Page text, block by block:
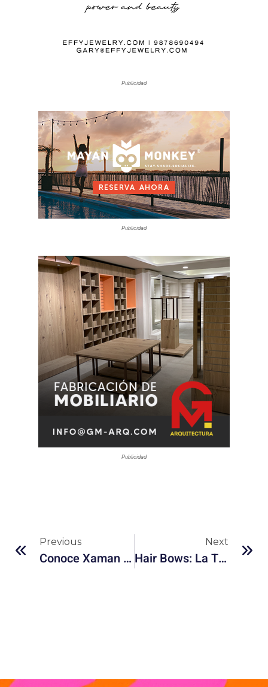
Publicidad
Publicidad
Publicidad
Previous
Conoce Xaman Ha, El Festival De La Riviera Maya Que No Te Puedes Perder
Next
Hair Bows: La Tendencia Capilar Más Sencilla Y Chic